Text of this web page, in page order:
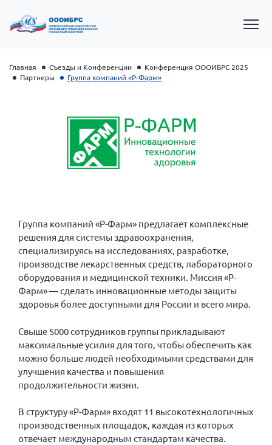
Первый вице-президент Кичигина Н. Ф.
Генеральный директор Матвиевская О.В.
Вице-президент Зрячева Н.В.
Вице-президент Шишлянников Ф.В.
Информационная служба
Вице-президент Черненко Д.Е.
Вице-президент Валюх М.В.
Вице-президент Чернова А.В.
Вице-президент Груба Л.В.
Главный бухгалтер Жаворонкова Г.М.
Главная Съезды и Конференции
Конференция ОООИБРС 2025
Партнеры
Группа компаний «Р-Фарм»
Группа компаний «Р-Фарм» предлагает комплексные
решения для системы здравоохранения,
специализируясь на исследованиях, разработке,
производстве лекарственных средств, лабораторного
оборудования и медицинской техники. Миссия «Р-
Фарм» — сделать инновационные методы защиты
здоровья более доступными для России и всего мира.
Свыше 5000 сотрудников группы прикладывают
максимальные усилия для того, чтобы обеспечить как
можно больше людей необходимыми средствами для
улучшения качества и повышения
продолжительности жизни.
В структуру «Р-Фарм» входят 11 высокотехнологичных
производственных площадок, каждая из которых
отвечает международным стандартам качества.